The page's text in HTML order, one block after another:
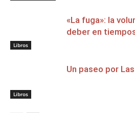
Libros
«La fuga»: la
deber en
Libros
Un paseo por